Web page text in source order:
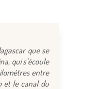
que se
qui s’écoule
entre
et le canal du